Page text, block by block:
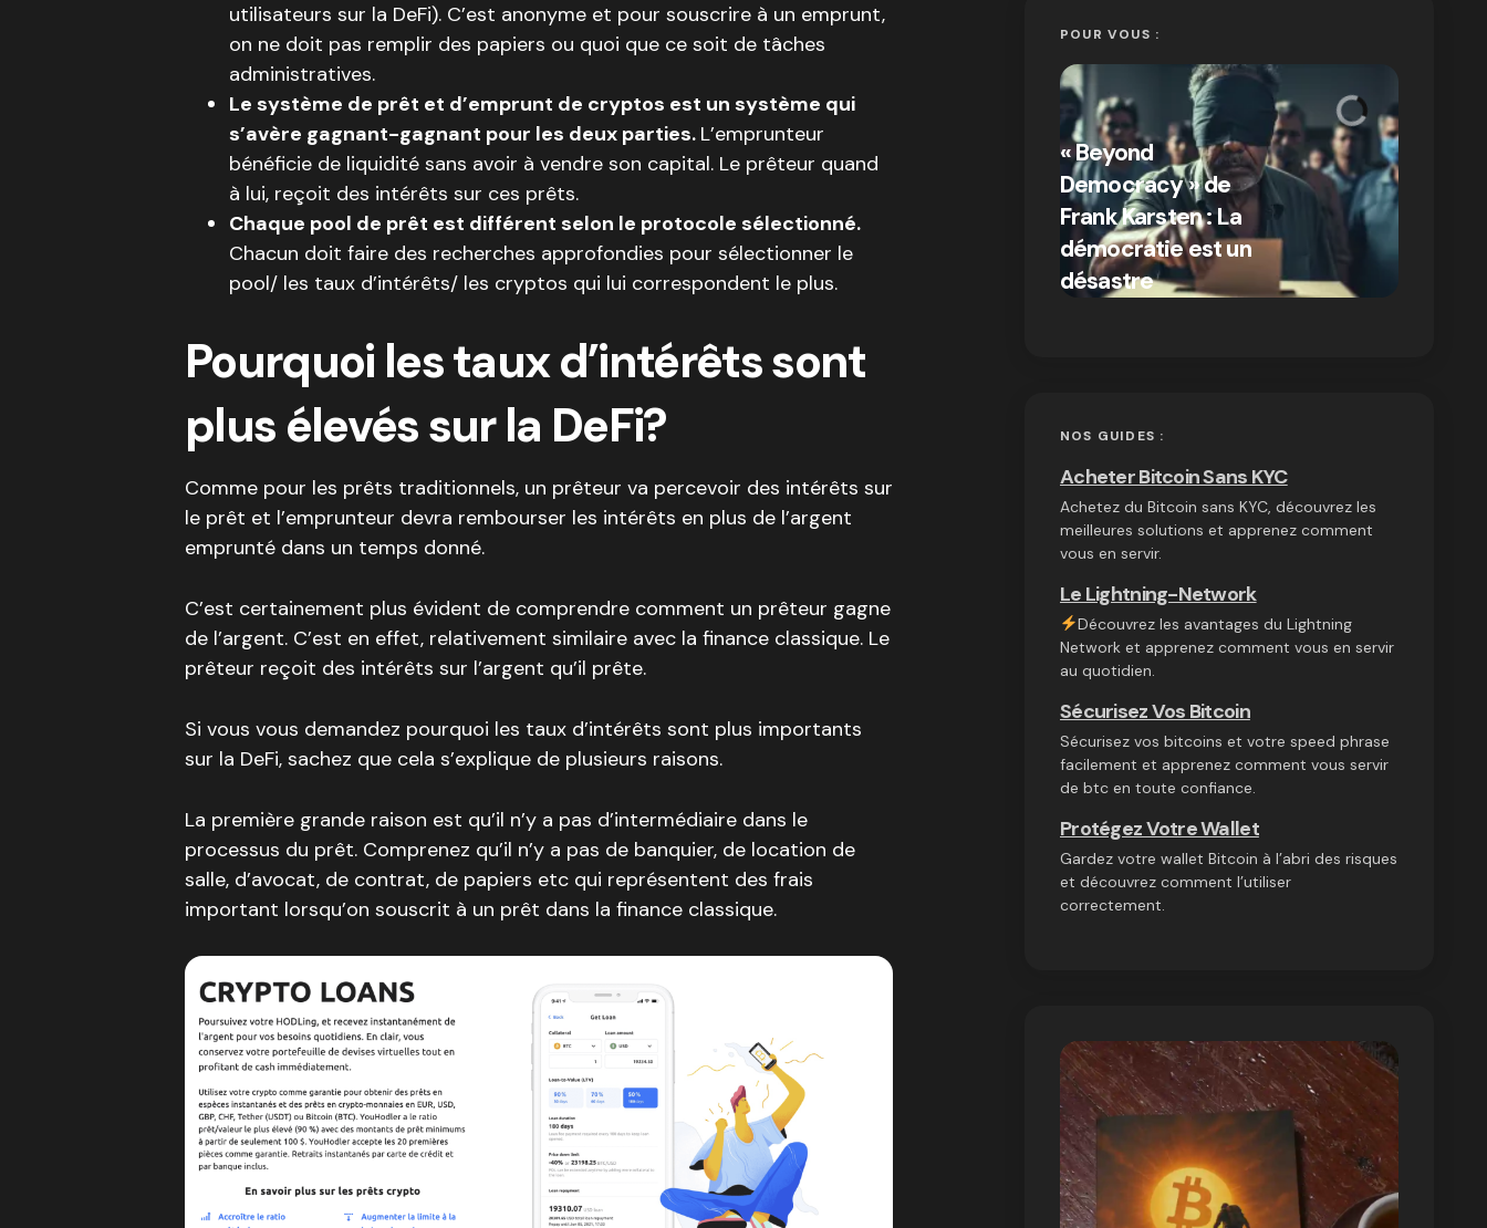
utilisateurs sur la DeFi). C’est anonyme et pour souscrire à un emprunt,
on ne doit pas remplir des papiers ou quoi que ce soit de tâches
administratives.
Le système de prêt et d’emprunt de cryptos est un système qui
s’avère gagnant-gagnant pour les deux parties. L’emprunteur
bénéficie de liquidité sans avoir à vendre son capital. Le prêteur quand
à lui, reçoit des intérêts sur ces prêts.
Chaque pool de prêt est différent selon le protocole sélectionné.
Chacun doit faire des recherches approfondies pour sélectionner le
pool/ les taux d’intérêts/ les cryptos qui lui correspondent le plus.
Pourquoi les taux d’intérêts sont
plus élevés sur la DeFi?
Comme pour les prêts traditionnels, un prêteur va percevoir des intérêts sur
le prêt et l’emprunteur devra rembourser les intérêts en plus de l’argent
emprunté dans un temps donné.
C’est certainement plus évident de comprendre comment un prêteur gagne
de l’argent. C’est en effet, relativement similaire avec la finance classique. Le
prêteur reçoit des intérêts sur l’argent qu’il prête.
Si vous vous demandez pourquoi les taux d’intérêts sont plus importants
sur la DeFi, sachez que cela s’explique de plusieurs raisons.
La première grande raison est qu’il n’y a pas d’intermédiaire dans le
processus du prêt. Comprenez qu’il n’y a pas de banquier, de location de
salle, d’avocat, de contrat, de papiers etc qui représentent des frais
important lorsqu’on souscrit à un prêt dans la finance classique.
POUR VOUS :
« Beyond
Democracy » de
Frank Karsten : La
démocratie est un
désastre
on 03/10/2024
NOS GUIDES :
Acheter Bitcoin Sans KYC
Achetez du Bitcoin sans KYC, découvrez les
meilleures solutions et apprenez comment
vous en servir.
Le Lightning-Network
Découvrez les avantages du Lightning
Network et apprenez comment vous en servir
au quotidien.
Sécurisez Vos Bitcoin
Sécurisez vos bitcoins et votre speed phrase
facilement et apprenez comment vous servir
de btc en toute confiance.
Protégez Votre Wallet
Gardez votre wallet Bitcoin à l’abri des risques
et découvrez comment l’utiliser
correctement.